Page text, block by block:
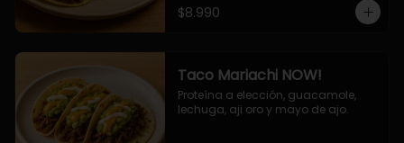
$8.990
Taco Mariachi NOW!
Proteína a elección, guacamole,
lechuga, aji oro y mayo de ajo.